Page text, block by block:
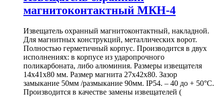
магнитоконтактный МКН-4
Извещатель охранный магнитоконтактный, накладной.
Для магнитных конструкций, металлических ворот.
Полностью герметичный корпус. Производится в двух
исполнениях: в корпусе из ударопрочного
поликарбоната, либо алюминия. Размеры извещателя
14х41х80 мм. Размер магнита 27х42х80. Зазор
замыкание 50мм /размыкание 90мм. IP54. – 40 до + 50°С.
Производится в качестве замены извещателей (